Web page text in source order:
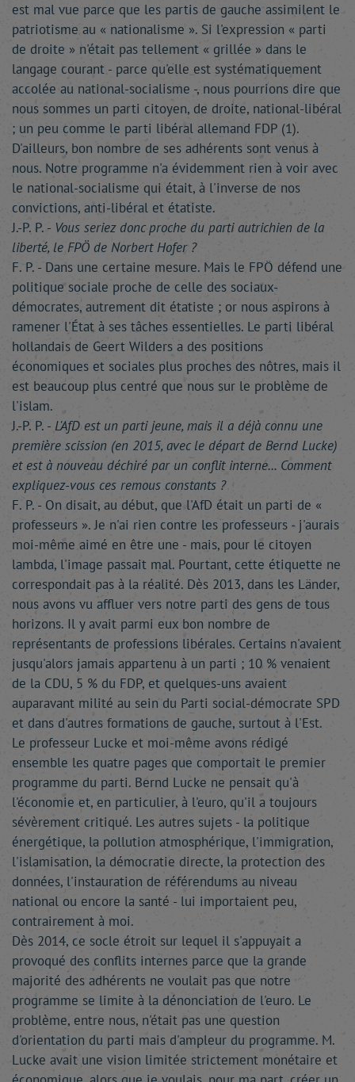
est mal vue parce que les partis de gauche assimilent le
patriotisme au « nationalisme ». Si l'expression « parti
de droite » n'était pas tellement « grillée » dans le
langage courant - parce qu'elle est systématiquement
accolée au national-socialisme -, nous pourrions dire que
nous sommes un parti citoyen, de droite, national-libéral
; un peu comme le parti libéral allemand FDP (1).
D'ailleurs, bon nombre de ses adhérents sont venus à
nous. Notre programme n'a évidemment rien à voir avec
le national-socialisme qui était, à l'inverse de nos
convictions, anti-libéral et étatiste.
J.-P. P. - Vous seriez donc proche du parti autrichien de la
liberté, le FPÖ de Norbert Hofer ?
F. P. - Dans une certaine mesure. Mais le FPÖ défend une
politique sociale proche de celle des sociaux-
démocrates, autrement dit étatiste ; or nous aspirons à
ramener l'État à ses tâches essentielles. Le parti libéral
hollandais de Geert Wilders a des positions
économiques et sociales plus proches des nôtres, mais il
est beaucoup plus centré que nous sur le problème de
l'islam.
J.-P. P. - L'AfD est un parti jeune, mais il a déjà connu une
première scission (en 2015, avec le départ de Bernd Lucke)
et est à nouveau déchiré par un conflit interne... Comment
expliquez-vous ces remous constants ?
F. P. - On disait, au début, que l'AfD était un parti de «
professeurs ». Je n'ai rien contre les professeurs - j'aurais
moi-même aimé en être une - mais, pour le citoyen
lambda, l'image passait mal. Pourtant, cette étiquette ne
correspondait pas à la réalité. Dès 2013, dans les Länder,
nous avons vu affluer vers notre parti des gens de tous
horizons. Il y avait parmi eux bon nombre de
représentants de professions libérales. Certains n'avaient
jusqu'alors jamais appartenu à un parti ; 10 % venaient
de la CDU, 5 % du FDP, et quelques-uns avaient
auparavant milité au sein du Parti social-démocrate SPD
et dans d'autres formations de gauche, surtout à l'Est.
Le professeur Lucke et moi-même avons rédigé
ensemble les quatre pages que comportait le premier
programme du parti. Bernd Lucke ne pensait qu'à
l'économie et, en particulier, à l'euro, qu'il a toujours
sévèrement critiqué. Les autres sujets - la politique
énergétique, la pollution atmosphérique, l'immigration,
l'islamisation, la démocratie directe, la protection des
données, l'instauration de référendums au niveau
national ou encore la santé - lui importaient peu,
contrairement à moi.
Dès 2014, ce socle étroit sur lequel il s'appuyait a
provoqué des conflits internes parce que la grande
majorité des adhérents ne voulait pas que notre
programme se limite à la dénonciation de l'euro. Le
problème, entre nous, n'était pas une question
d'orientation du parti mais d'ampleur du programme. M.
Lucke avait une vision limitée strictement monétaire et